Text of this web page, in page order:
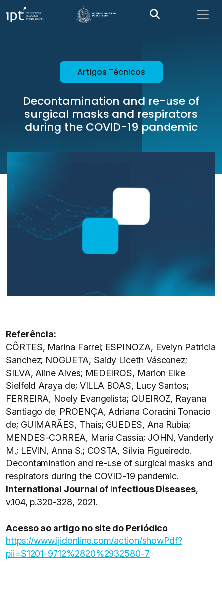
Artigos Técnicos
Decontamination and re-use of
surgical masks and respirators
during the COVID-19 pandemic
Referência:
CÔRTES, Marina Farrel; ESPINOZA, Evelyn Patricia
Sanchez; NOGUETA, Saidy Liceth Vásconez;
SILVA, Aline Alves; MEDEIROS, Marion Elke
Sielfeld Araya de; VILLA BOAS, Lucy Santos;
FERREIRA, Noely Evangelista; QUEIROZ, Rayana
Santiago de; PROENÇA, Adriana Coracini Tonacio
de; GUIMARÃES, Thais; GUEDES, Ana Rubia;
MENDES-CORREA, Maria Cassia; JOHN, Vanderly
M.; LEVIN, Anna S.; COSTA, Silvia Figueiredo.
Decontamination and re-use of surgical masks and
respirators during the COVID-19 pandemic.
International Journal of Infectious Diseases,
v.104, p.320-328, 2021.
Acesso ao artigo no site do Periódico
https://www.ijidonline.com/action/showPdf?
pii=S1201-9712%2820%2932580-7